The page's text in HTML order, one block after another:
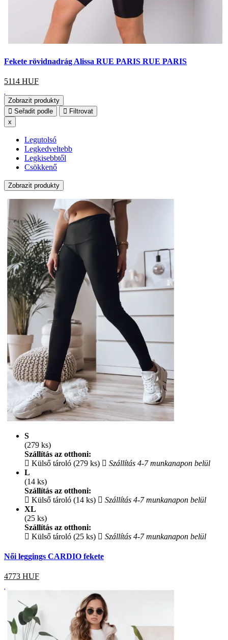
Fekete rövidnadrág Alissa RUE PARIS RUE PARIS
5114 HUF
Zobrazit produkty
Seřadit podle
Filtrovat
x
Legutolsó
Legkedveltebb
Legkisebbtől
Csökkenő
Zobrazit produkty
S
(279 ks)
Szállítás az otthoni:
Külső tároló (279 ks)
Szállítás 4-7 munkanapon belül
L
(14 ks)
Szállítás az otthoni:
Külső tároló (14 ks)
Szállítás 4-7 munkanapon belül
XL
(25 ks)
Szállítás az otthoni:
Külső tároló (25 ks)
Szállítás 4-7 munkanapon belül
Női leggings CARDIO fekete
4773 HUF